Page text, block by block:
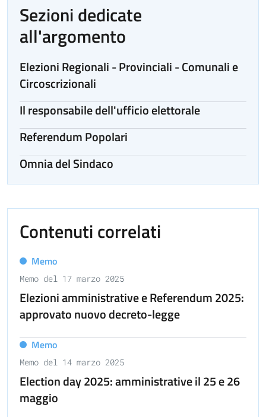
Sezioni dedicate
all'argomento
Elezioni Regionali - Provinciali - Comunali e
Circoscrizionali
Il responsabile dell'ufficio elettorale
Referendum Popolari
Omnia del Sindaco
Contenuti correlati
Memo
Memo del 17 marzo 2025
Elezioni amministrative e Referendum 2025:
approvato nuovo decreto-legge
Memo
Memo del 14 marzo 2025
Election day 2025: amministrative il 25 e 26
maggio